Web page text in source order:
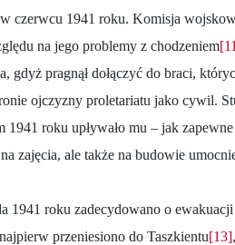
czerwcu 1941 roku. Komisja
na jego problemy z chodzeniem
gdyż pragnął dołączyć do braci,
ojczyzny proletariatu jako cywil.
1941 roku upływało mu – jak
zajęcia, ale także na budowie
1941 roku zadecydowano o
przeniesiono do Taszkientu[13]